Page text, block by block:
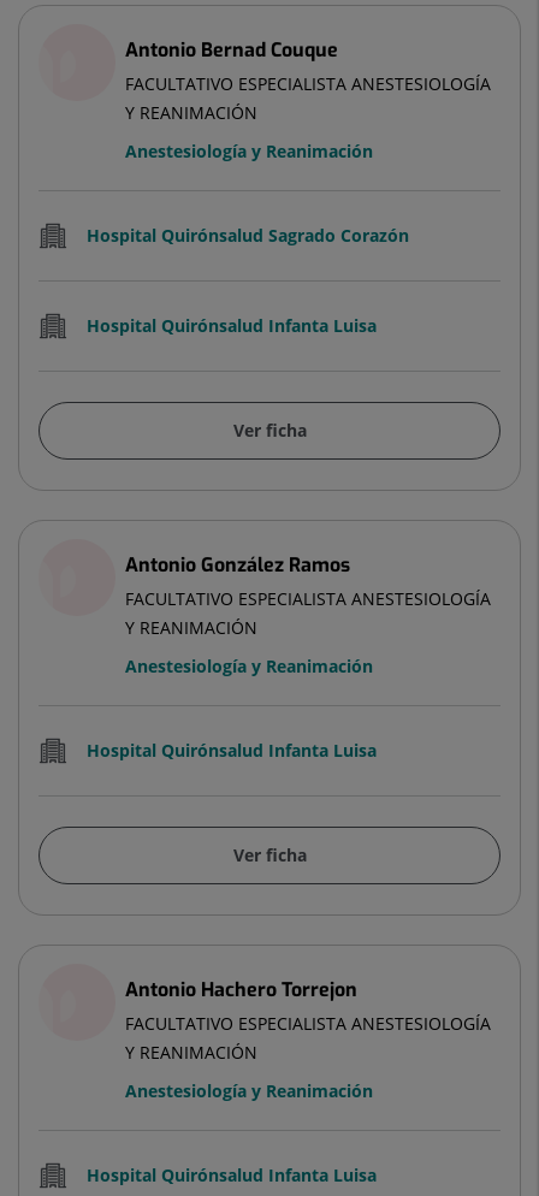
Antonio Bernad Couque
FACULTATIVO ESPECIALISTA ANESTESIOLOGÍA
Y REANIMACIÓN
Anestesiología y Reanimación
Hospital Quirónsalud Sagrado Corazón
Hospital Quirónsalud Infanta Luisa
Ver ficha
Antonio González Ramos
FACULTATIVO ESPECIALISTA ANESTESIOLOGÍA
Y REANIMACIÓN
Anestesiología y Reanimación
Hospital Quirónsalud Infanta Luisa
Ver ficha
Antonio Hachero Torrejon
FACULTATIVO ESPECIALISTA ANESTESIOLOGÍA
Y REANIMACIÓN
Anestesiología y Reanimación
Hospital Quirónsalud Infanta Luisa